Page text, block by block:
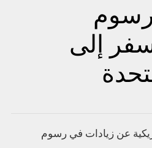
رسوم
إلى
عن زيادات في رسوم